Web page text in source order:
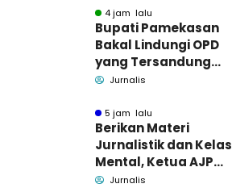
4 jam lalu
Bupati Pamekasan
Bakal Lindungi OPD
yang Tersandung
Dugaan Korupsi
Jurnalis
5 jam lalu
Berikan Materi
Jurnalistik dan Kelas
Mental, Ketua AJP
Bakar Semangat LPM
Jurnalis